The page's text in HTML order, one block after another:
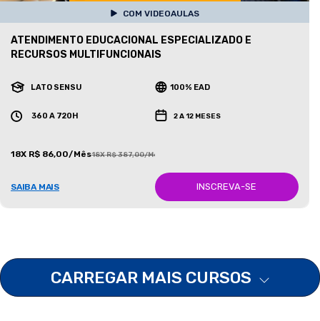
COM VIDEOAULAS
ATENDIMENTO EDUCACIONAL ESPECIALIZADO E
RECURSOS MULTIFUNCIONAIS
LATO SENSU 100% EAD
360 A 720H 2 A 12 MESES
18X R$ 86,00/Mês18X R$ 387,00/Mês
SAIBA MAIS INSCREVA-SE
CARREGAR MAIS CURSOS